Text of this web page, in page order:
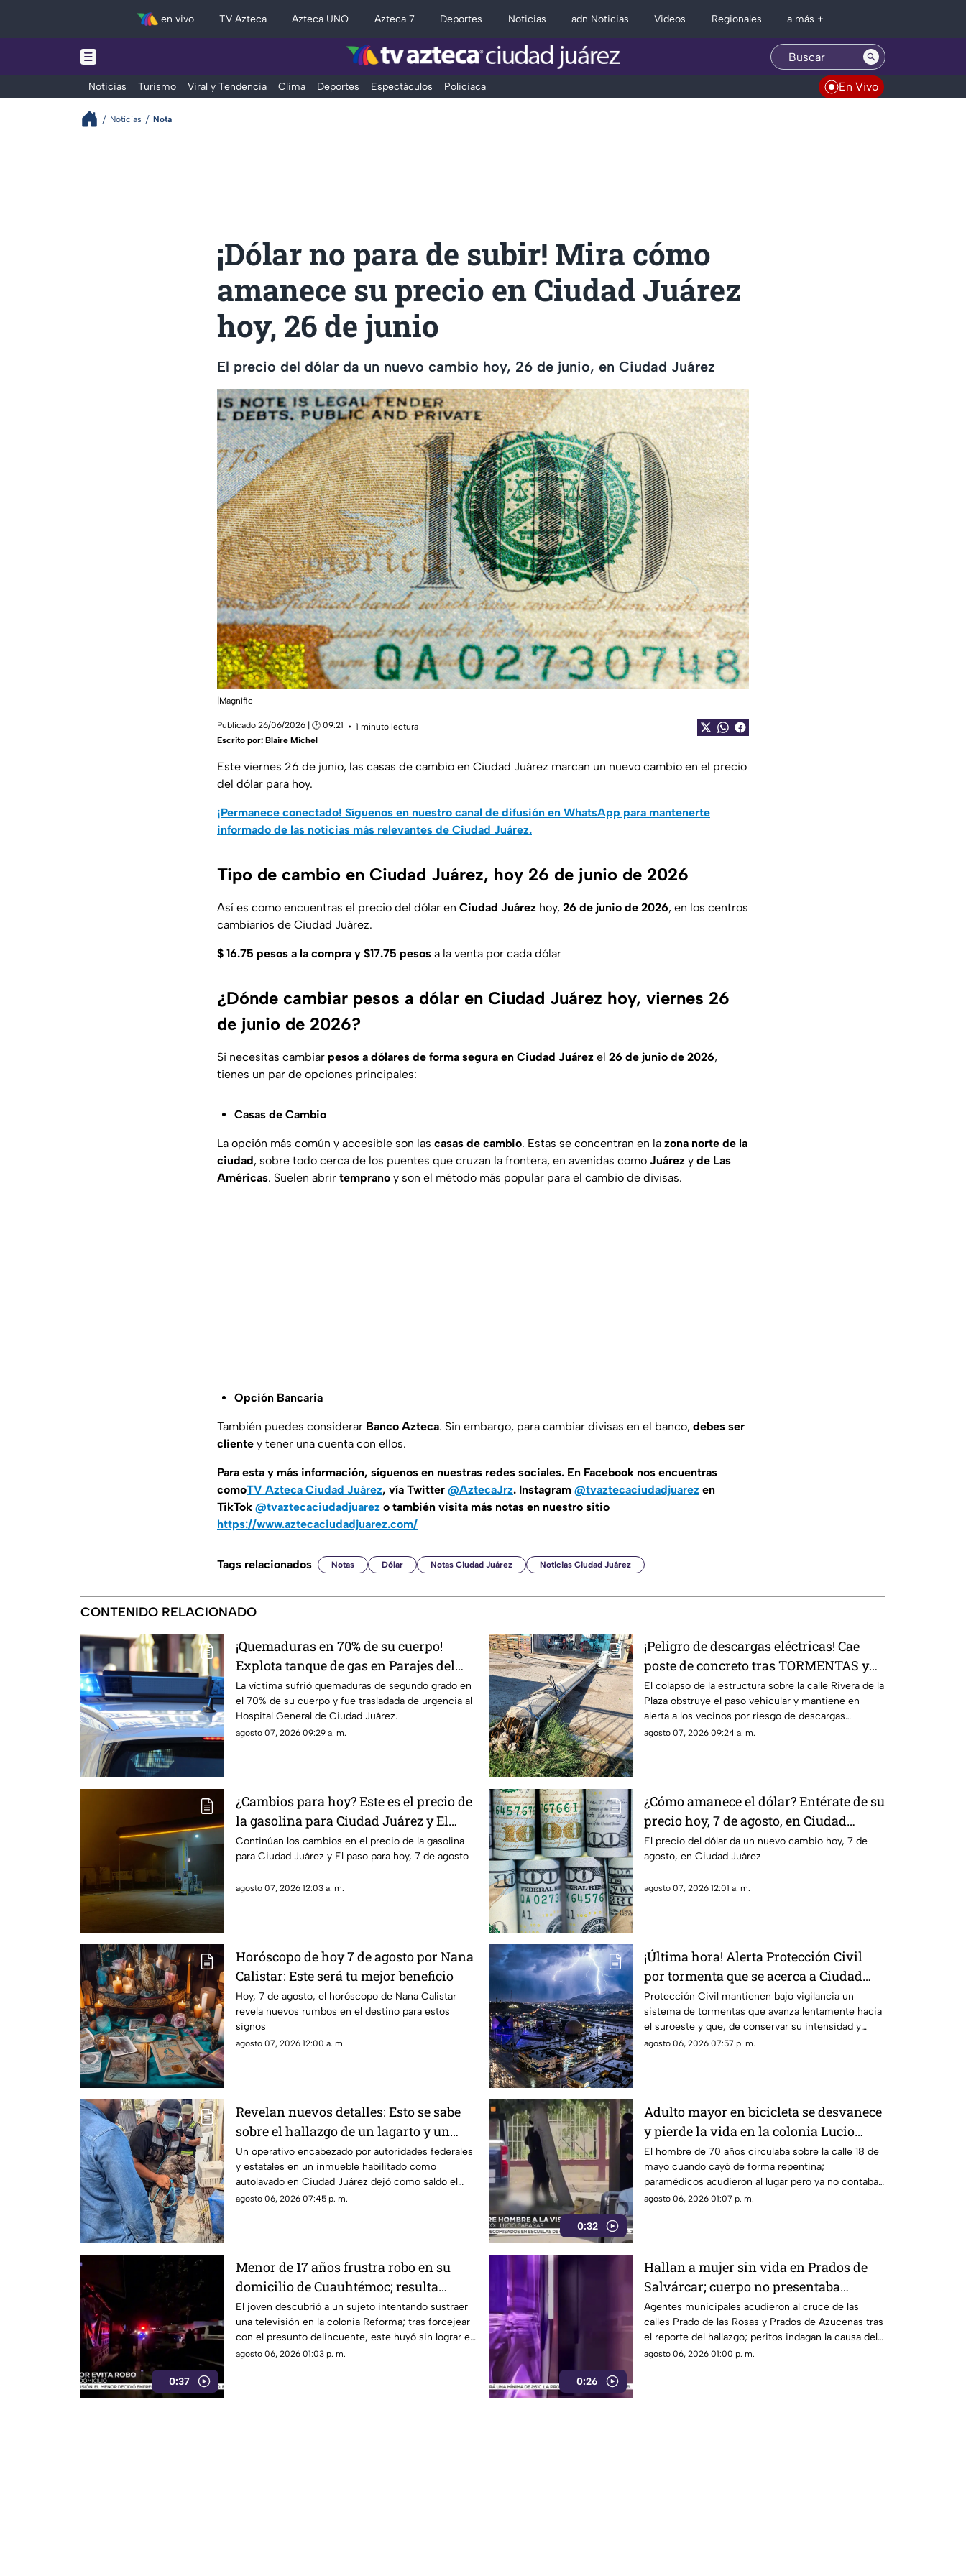
en vivo TV Azteca Azteca UNO Azteca 7 Deportes Noticias adn Noticias Videos Regionales a más +
Noticias Turismo Viral y Tendencia Clima Deportes Espectáculos Policiaca En Vivo
Noticias Nota
¡Dólar no para de subir! Mira cómo
amanece su precio en Ciudad Juárez
hoy, 26 de junio
El precio del dólar da un nuevo cambio hoy, 26 de junio, en Ciudad Juárez
|Magnific
Publicado 26/06/2026 | 🕑 09:21
1 minuto lectura
Escrito por: Blaire Michel
Este viernes 26 de junio, las casas de cambio en Ciudad Juárez marcan un nuevo cambio en el precio
del dólar para hoy.
¡Permanece conectado! Síguenos en nuestro canal de difusión en WhatsApp para mantenerte
informado de las noticias más relevantes de Ciudad Juárez.
Tipo de cambio en Ciudad Juárez, hoy 26 de junio de 2026
Así es como encuentras el precio del dólar en Ciudad Juárez hoy, 26 de junio de 2026, en los centros
cambiarios de Ciudad Juárez.
$ 16.75 pesos a la compra y $17.75 pesos a la venta por cada dólar
¿Dónde cambiar pesos a dólar en Ciudad Juárez hoy, viernes 26
de junio de 2026?
Si necesitas cambiar pesos a dólares de forma segura en Ciudad Juárez el 26 de junio de 2026,
tienes un par de opciones principales:
Casas de Cambio
La opción más común y accesible son las casas de cambio. Estas se concentran en la zona norte de la
ciudad, sobre todo cerca de los puentes que cruzan la frontera, en avenidas como Juárez y de Las
Américas. Suelen abrir temprano y son el método más popular para el cambio de divisas.
Opción Bancaria
También puedes considerar Banco Azteca. Sin embargo, para cambiar divisas en el banco, debes ser
cliente y tener una cuenta con ellos.
Para esta y más información, síguenos en nuestras redes sociales. En Facebook nos encuentras
comoTV Azteca Ciudad Juárez, vía Twitter @AztecaJrz. Instagram @tvaztecaciudadjuarez en
TikTok @tvaztecaciudadjuarez o también visita más notas en nuestro sitio
https://www.aztecaciudadjuarez.com/
Tags relacionados Notas Dólar Notas Ciudad Juárez Noticias Ciudad Juárez
CONTENIDO RELACIONADO
¡Quemaduras en 70% de su cuerpo!
Explota tanque de gas en Parajes del
Sur y deja a una persona grave
La víctima sufrió quemaduras de segundo grado en
el 70% de su cuerpo y fue trasladada de urgencia al
Hospital General de Ciudad Juárez.
agosto 07, 2026 09:29 a. m.
¡Peligro de descargas eléctricas! Cae
poste de concreto tras TORMENTAS y
bloquea calles en Ciudad Juárez
El colapso de la estructura sobre la calle Rivera de la
Plaza obstruye el paso vehicular y mantiene en
alerta a los vecinos por riesgo de descargas
eléctricas
agosto 07, 2026 09:24 a. m.
¿Cambios para hoy? Este es el precio de
la gasolina para Ciudad Juárez y El
Paso
Continúan los cambios en el precio de la gasolina
para Ciudad Juárez y El paso para hoy, 7 de agosto
agosto 07, 2026 12:03 a. m.
¿Cómo amanece el dólar? Entérate de su
precio hoy, 7 de agosto, en Ciudad
Juárez
El precio del dólar da un nuevo cambio hoy, 7 de
agosto, en Ciudad Juárez
agosto 07, 2026 12:01 a. m.
Horóscopo de hoy 7 de agosto por Nana
Calistar: Este será tu mejor beneficio
Hoy, 7 de agosto, el horóscopo de Nana Calistar
revela nuevos rumbos en el destino para estos
signos
agosto 07, 2026 12:00 a. m.
¡Última hora! Alerta Protección Civil
por tormenta que se acerca a Ciudad
Juárez y El Paso: piden extremar
precauciones
Protección Civil mantienen bajo vigilancia un
sistema de tormentas que avanza lentamente hacia
el suroeste y que, de conservar su intensidad y
trayectoria, podría ingresar a Ciudad Juárez durante
agosto 06, 2026 07:57 p. m.
Revelan nuevos detalles: Esto se sabe
sobre el hallazgo de un lagarto y un
tigre de bengala en un autolavado de
Juárez
Un operativo encabezado por autoridades federales
y estatales en un inmueble habilitado como
autolavado en Ciudad Juárez dejó como saldo el
aseguramiento de un tigre de bengala, un cocodrilo
agosto 06, 2026 07:45 p. m.
0:32
Adulto mayor en bicicleta se desvanece
y pierde la vida en la colonia Lucio
Cabañas
El hombre de 70 años circulaba sobre la calle 18 de
mayo cuando cayó de forma repentina;
paramédicos acudieron al lugar pero ya no contaba
con signos vitales.
agosto 06, 2026 01:07 p. m.
0:37
Menor de 17 años frustra robo en su
domicilio de Cuauhtémoc; resulta
herido de la mano
El joven descubrió a un sujeto intentando sustraer
una televisión en la colonia Reforma; tras forcejear
con el presunto delincuente, este huyó sin lograr el
cometido.
agosto 06, 2026 01:03 p. m.
0:26
Hallan a mujer sin vida en Prados de
Salvárcar; cuerpo no presentaba
huellas de violencia
Agentes municipales acudieron al cruce de las
calles Prado de las Rosas y Prados de Azucenas tras
el reporte del hallazgo; peritos indagan la causa del
fallecimiento.
agosto 06, 2026 01:00 p. m.